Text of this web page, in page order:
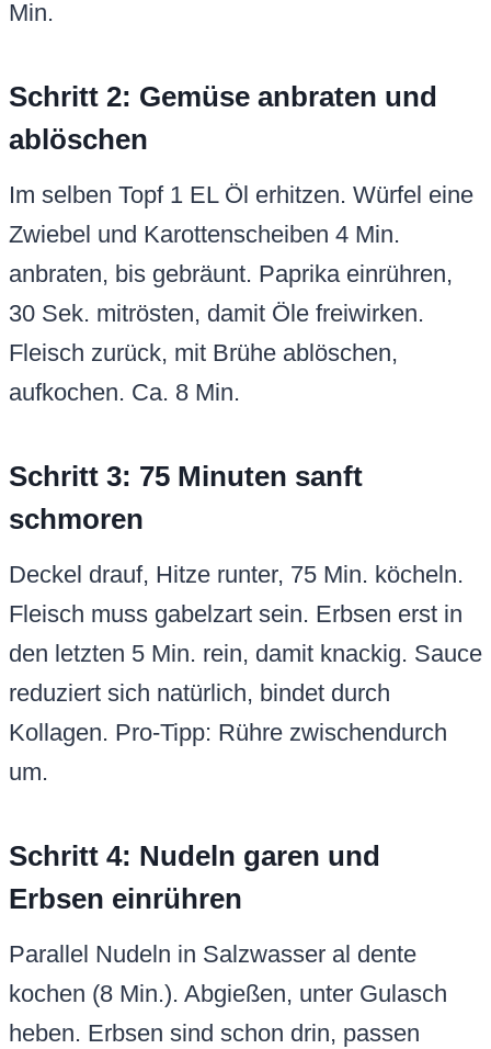
Min.
Schritt 2: Gemüse anbraten und
ablöschen
Im selben Topf 1 EL Öl erhitzen. Würfel eine
Zwiebel und Karottenscheiben 4 Min.
anbraten, bis gebräunt. Paprika einrühren,
30 Sek. mitrösten, damit Öle freiwirken.
Fleisch zurück, mit Brühe ablöschen,
aufkochen. Ca. 8 Min.
Schritt 3: 75 Minuten sanft
schmoren
Deckel drauf, Hitze runter, 75 Min. köcheln.
Fleisch muss gabelzart sein. Erbsen erst in
den letzten 5 Min. rein, damit knackig. Sauce
reduziert sich natürlich, bindet durch
Kollagen. Pro-Tipp: Rühre zwischendurch
um.
Schritt 4: Nudeln garen und
Erbsen einrühren
Parallel Nudeln in Salzwasser al dente
kochen (8 Min.). Abgießen, unter Gulasch
heben. Erbsen sind schon drin, passen